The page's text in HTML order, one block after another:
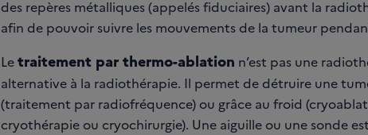
des repères métalliques (appelés fiduciaires) avant la
afin de pouvoir suivre les mouvements de la tumeur
Letraitement par thermo-ablation n’est pas une
alternative à la radiothérapie. Il permet de détruire une
(traitement par radiofréquence) ou grâce au froid
cryothérapie ou cryochirurgie). Une aiguille ou une sonde